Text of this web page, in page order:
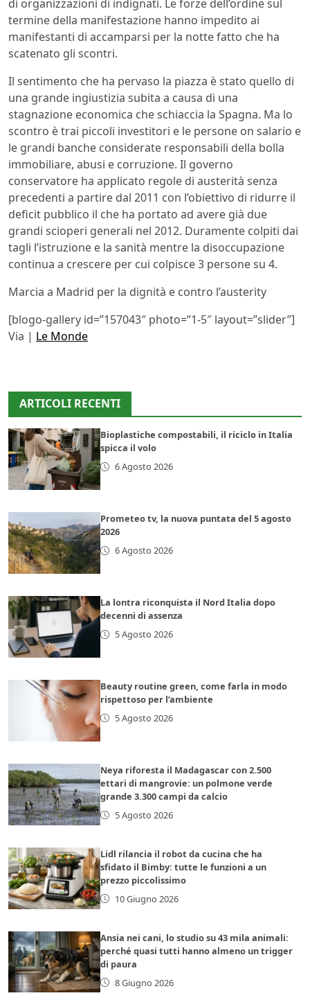
di organizzazioni di indignati. Le forze dell’ordine sul
termine della manifestazione hanno impedito ai
manifestanti di accamparsi per la notte fatto che ha
scatenato gli scontri.
Il sentimento che ha pervaso la piazza è stato quello di
una grande ingiustizia subita a causa di una
stagnazione economica che schiaccia la Spagna. Ma lo
scontro è trai piccoli investitori e le persone on salario e
le grandi banche considerate responsabili della bolla
immobiliare, abusi e corruzione. Il governo
conservatore ha applicato regole di austerità senza
precedenti a partire dal 2011 con l’obiettivo di ridurre il
deficit pubblico il che ha portato ad avere già due
grandi scioperi generali nel 2012. Duramente colpiti dai
tagli l’istruzione e la sanità mentre la disoccupazione
continua a crescere per cui colpisce 3 persone su 4.
Marcia a Madrid per la dignità e contro l’austerity
[blogo-gallery id=”157043″ photo=”1-5″ layout=”slider”]
Via | Le Monde
ARTICOLI RECENTI
Bioplastiche compostabili, il riciclo in Italia
spicca il volo
6 Agosto 2026
Prometeo tv, la nuova puntata del 5 agosto
2026
6 Agosto 2026
La lontra riconquista il Nord Italia dopo
decenni di assenza
5 Agosto 2026
Beauty routine green, come farla in modo
rispettoso per l’ambiente
5 Agosto 2026
Neya riforesta il Madagascar con 2.500
ettari di mangrovie: un polmone verde
grande 3.300 campi da calcio
5 Agosto 2026
Lidl rilancia il robot da cucina che ha
sfidato il Bimby: tutte le funzioni a un
prezzo piccolissimo
10 Giugno 2026
Ansia nei cani, lo studio su 43 mila animali:
perché quasi tutti hanno almeno un trigger
di paura
8 Giugno 2026